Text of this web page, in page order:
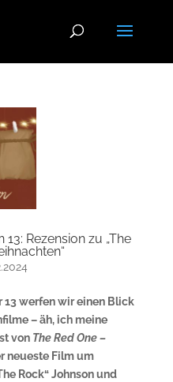
Rezension zu „The
13 werfen wir einen Blick
– äh, ich meine
von The Red One –
neueste Film um
Rock“ Johnson und